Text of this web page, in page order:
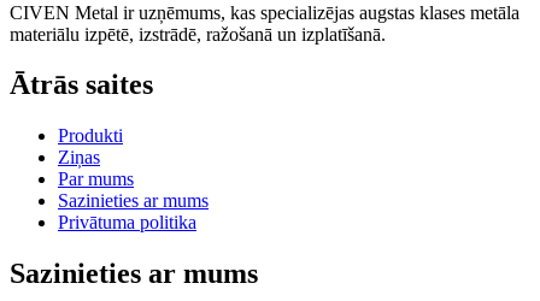
CIVEN Metal ir uzņēmums, kas specializējas augstas klases metāla
materiālu izpētē, izstrādē, ražošanā un izplatīšanā.
Ātrās saites
Produkti
Ziņas
Par mums
Sazinieties ar mums
Privātuma politika
Sazinieties ar mums